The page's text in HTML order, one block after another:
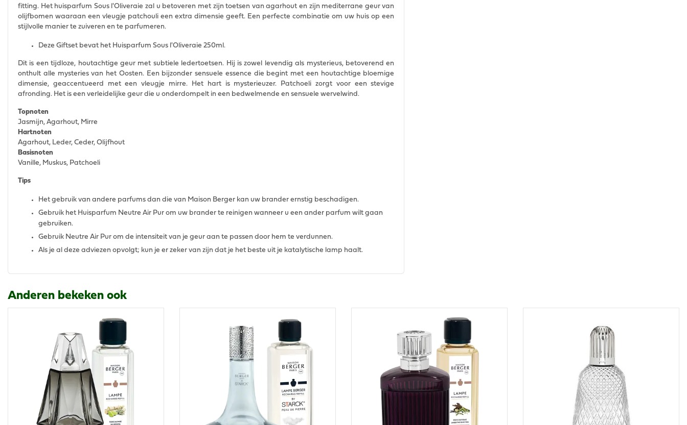
fitting. Het huisparfum Sous l'Oliveraie zal u betoveren met zijn toetsen van agarhout en zijn mediterrane geur van
olijfbomen waaraan een vleugje patchouli een extra dimensie geeft. Een perfecte combinatie om uw huis op een
stijlvolle manier te zuiveren en te parfumeren.
Deze Giftset bevat het Huisparfum Sous l'Oliveraie 250ml.
Dit is een tijdloze, houtachtige geur met subtiele ledertoetsen. Hij is zowel levendig als mysterieus, betoverend en
onthult alle mysteries van het Oosten. Een bijzonder sensuele essence die begint met een houtachtige bloemige
dimensie, geaccentueerd met een vleugje mirre. Het hart is mysterieuzer. Patchoeli zorgt voor een stevige
afronding. Het is een verleidelijke geur die u onderdompelt in een bedwelmende en sensuele wervelwind.
Topnoten
Jasmijn, Agarhout, Mirre
Hartnoten
Agarhout, Leder, Ceder, Olijfhout
Basisnoten
Vanille, Muskus, Patchoeli
Tips
Het gebruik van andere parfums dan die van Maison Berger kan uw brander ernstig beschadigen.
Gebruik het Huisparfum Neutre Air Pur om uw brander te reinigen wanneer u een ander parfum wilt gaan
gebruiken.
Gebruik Neutre Air Pur om de intensiteit van je geur aan te passen door hem te verdunnen.
Als je al deze adviezen opvolgt; kun je er zeker van zijn dat je het beste uit je katalytische lamp haalt.
Anderen bekeken ook